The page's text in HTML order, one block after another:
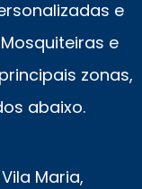
e
e
zonas,
abaixo.
Vila Maria,